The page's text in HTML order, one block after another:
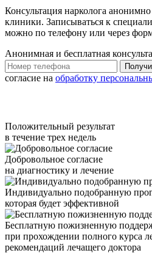
Консультация нарколога
клиники. Записываться к
можно по телефону или через
Анонимная и бесплатная
согласие на обработку
Положительный результат
в течение трех недель
Добровольное согласие
на диагностику и лечение
Индивидуально подобранную
которая будет эффективной
Бесплатную пожизненную
при прохождении полного курса
рекомендаций лечащего доктора